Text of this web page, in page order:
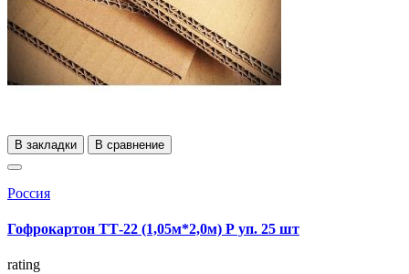
В закладки В сравнение
Россия
Гофрокартон ТТ-22 (1,05м*2,0м) Р уп. 25 шт
rating